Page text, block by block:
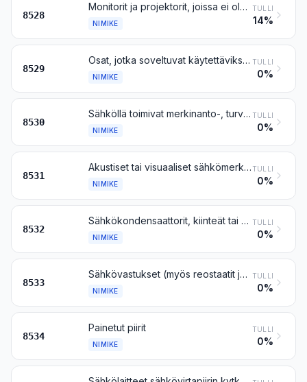
8528
Monitorit ja projektorit, joissa ei ole yhteenrakennettua televisiovastaanotinta; televisiovastaanottimet, myös yhteenrakennettuin yleisradiovastaanottimin tai äänen tai videosignaalien tallennus- tai toistolaittein
NIMIKE
TULLI
14%
8529
Osat, jotka soveltuvat käytettäviksi yksinomaan tai pääasiallisesti nimikkeiden 8524–8528 laitteissa
NIMIKE
TULLI
0%
8530
Sähköllä toimivat merkinanto-, turva- tai liikenteenvalvonta- tai -ohjauslaitteet rautateitä, raitioteitä, katuja, teitä, sisävesiväyliä, paikoitustiloja, satamia tai lentokenttiä varten (muut kuin nimikkeeseen 8608 kuuluvat)
NIMIKE
TULLI
0%
8531
Akustiset tai visuaaliset sähkömerkinantolaitteet (esim. soittokellot, sireenit, ilmaisintaulut sekä murto- tai palohälyttimet), muut kuin nimikkeeseen 8512 tai 8530 kuuluvat
NIMIKE
TULLI
0%
8532
Sähkökondensaattorit, kiinteät tai säädettävät (myös esiaseteltavat)
NIMIKE
TULLI
0%
8533
Sähkövastukset (myös reostaatit ja potentiometrit), muut kuin kuumennusvastukset
NIMIKE
TULLI
0%
8534
Painetut piirit
NIMIKE
TULLI
0%